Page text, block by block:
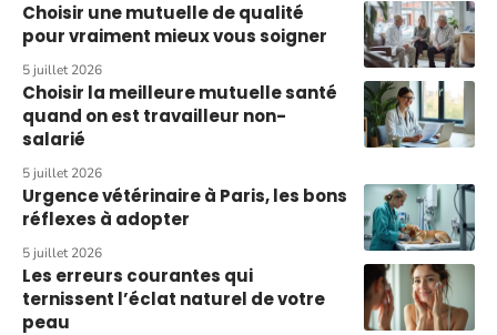
Choisir une mutuelle de qualité
pour vraiment mieux vous soigner
5 juillet 2026
Choisir la meilleure mutuelle santé
quand on est travailleur non-
salarié
5 juillet 2026
Urgence vétérinaire à Paris, les bons
réflexes à adopter
5 juillet 2026
Les erreurs courantes qui
ternissent l’éclat naturel de votre
peau